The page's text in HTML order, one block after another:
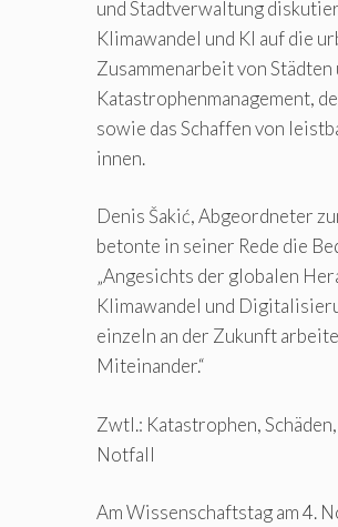
und Stadtverwaltung
Klimawandel und KI auf die
Zusammenarbeit von
Katastrophenmanagement,
sowie das Schaffen von
innen.
Denis Šakić, Abgeordneter
betonte in seiner Rede die
„Angesichts der globalen
Klimawandel und
einzeln an der Zukunft
Miteinander.“
Zwtl.: Katastrophen,
Notfall
Am Wissenschaftstag am 4.